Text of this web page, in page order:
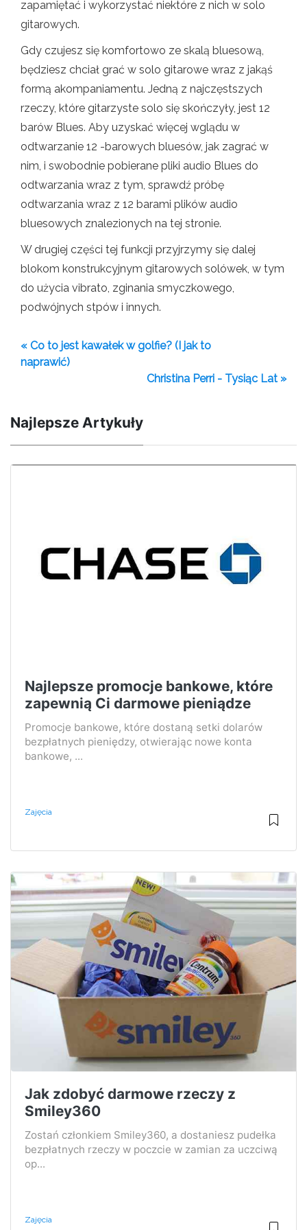
zapamiętać i wykorzystać niektóre z nich w solo
gitarowych.
Gdy czujesz się komfortowo ze skalą bluesową,
będziesz chciał grać w solo gitarowe wraz z jakąś
formą akompaniamentu. Jedną z najczęstszych
rzeczy, które gitarzyste solo się skończyły, jest 12
barów Blues. Aby uzyskać więcej wglądu w
odtwarzanie 12 -barowych bluesów, jak zagrać w
nim, i swobodnie pobierane pliki audio Blues do
odtwarzania wraz z tym, sprawdź próbę
odtwarzania wraz z 12 barami plików audio
bluesowych znalezionych na tej stronie.
W drugiej części tej funkcji przyjrzymy się dalej
blokom konstrukcyjnym gitarowych solówek, w tym
do użycia vibrato, zginania smyczkowego,
podwójnych stpów i innych.
« Co to jest kawałek w golfie? (I jak to
naprawić)
Christina Perri - Tysiąc Lat »
Najlepsze Artykuły
Najlepsze promocje bankowe, które
zapewnią Ci darmowe pieniądze
Promocje bankowe, które dostaną setki dolarów
bezpłatnych pieniędzy, otwierając nowe konta
bankowe, ...
Zajęcia
Jak zdobyć darmowe rzeczy z
Smiley360
Zostań członkiem Smiley360, a dostaniesz pudełka
bezpłatnych rzeczy w poczcie w zamian za uczciwą
op...
Zajęcia